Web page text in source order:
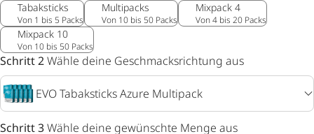
Tabaksticks
Von 1 bis 5 Packs
Multipacks
Von 10 bis 50 Packs
Mixpack 4
Von 4 bis 20 Packs
Mixpack 10
Von 10 bis 50 Packs
Schritt 2Wähle deine Geschmacksrichtung aus
EVO Tabaksticks Azure Multipack
Schritt 3Wähle deine gewünschte Menge aus